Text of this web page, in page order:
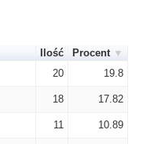
Ilość
Procent
20 19.8
18 17.82
11 10.89